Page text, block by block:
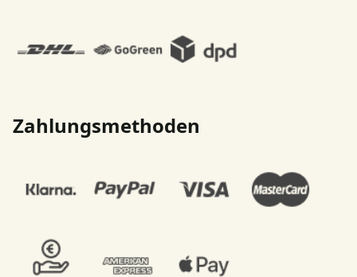
Zahlungsmethoden